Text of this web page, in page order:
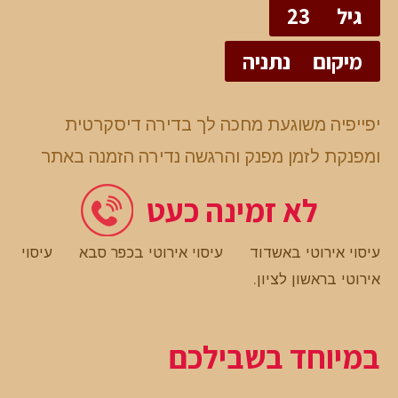
גיל
23
מיקום
נתניה
יפייפיה משוגעת מחכה לך בדירה דיסקרטית
ומפנקת לזמן מפנק והרגשה נדירה הזמנה באתר
לא זמינה כעט
עיסוי אירוטי באשדוד עיסוי אירוטי בכפר סבא
עיסוי
אירוטי בראשון לציון.
במיוחד בשבילכם